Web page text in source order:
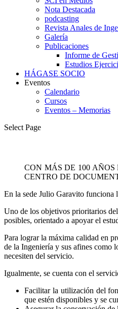
Nota Destacada
podcasting
Revista Anales de
Galería
Publicaciones
Informe de
Estudios
HÁGASE SOCIO
Eventos
Calendario
Cursos
Eventos – Memorias
Select Page
CON MÁS DE 100
CENTRO DE
En la sede Julio Garavito funciona
Uno de los objetivos prioritarios
posibles, orientado a apoyar el
Para lograr la máxima calidad en
de la Ingeniería y sus afines como
necesiten del servicio.
Igualmente, se cuenta con el
Facilitar la utilización del
que estén disponibles y se